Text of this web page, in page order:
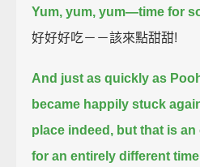
Yum, yum, yum—time for
好好好吃－－該來點甜甜!
And just as quickly as
became happily stuck
place indeed, but that is
for an entirely different